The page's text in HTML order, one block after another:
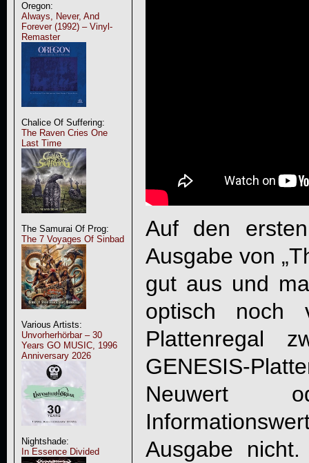
Oregon:
Always, Never, And
Forever (1992) – Vinyl-
Remaster
Chalice Of Suffering:
The Raven Cries One
Last Time
The Samurai Of Prog:
The 7 Voyages Of Sinbad
Various Artists:
Unvorherhörbar – 30
Years GO MUSIC, 1996
Anniversary 2026
Nightshade:
In Essence Divided
Auf den
Ausgabe von „
gut aus und
optisch noch
Plattenregal
GENESIS-
Neuwert
Ausgabe